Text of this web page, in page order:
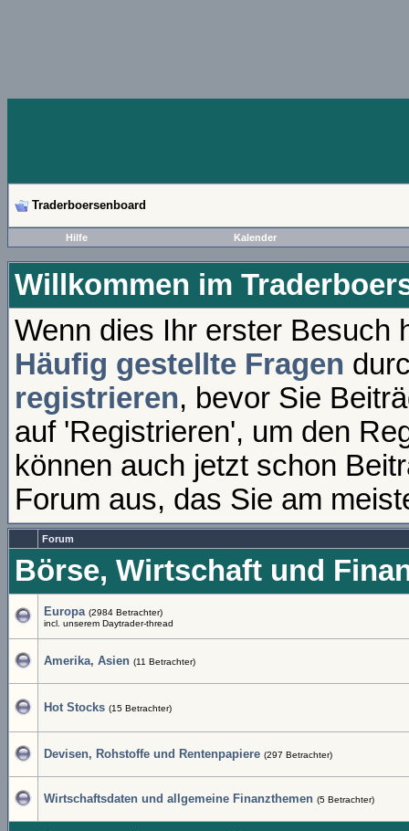
Traderboersenboard
Hilfe Kalender
Willkommen im
Wenn dies Ihr erster
Häufig gestellte Fragen
registrieren, bevor Sie
auf 'Registrieren', um den
können auch jetzt schon
Forum aus, das Sie am
Forum
Börse, Wirtschaft und
Europa (2984 Betrachter)
incl. unserem Daytrader-thread
Amerika, Asien (11 Betrachter)
Hot Stocks (15 Betrachter)
Devisen, Rohstoffe und Rentenpapiere (297 Betrachter)
Wirtschaftsdaten und allgemeine Finanzthemen (5 Betrachter)